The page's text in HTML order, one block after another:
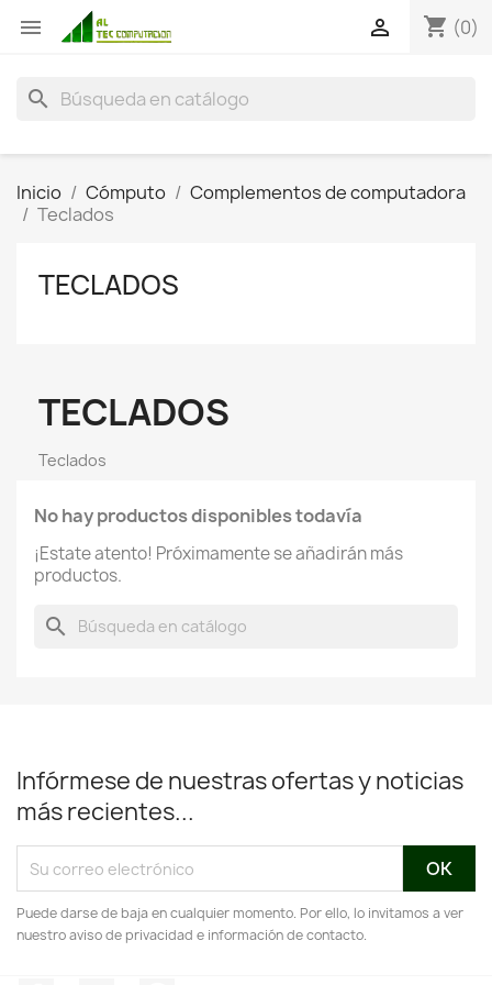
 shopping_cart (0)

search
Inicio Cómputo
Complementos de computadora
Teclados
TECLADOS
TECLADOS
Teclados
No hay productos disponibles todavía
¡Estate atento! Próximamente se añadirán más
productos.
search
Infórmese de nuestras ofertas y noticias
más recientes...
Puede darse de baja en cualquier momento. Por ello, lo invitamos a ver
nuestro aviso de privacidad e información de contacto.